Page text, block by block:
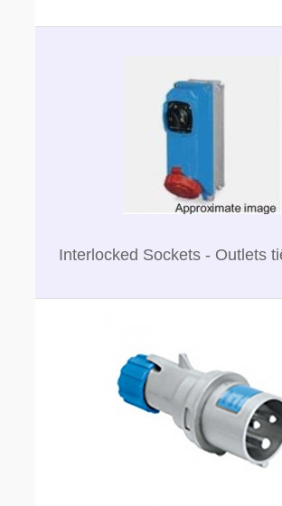
Interlocked Sockets - Outlets